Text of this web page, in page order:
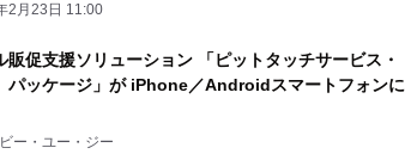
2月23日 11:00
販促支援ソリューション 「ピットタッチサービス・
ッケージ」が iPhone／Androidスマートフォンに
ー・ユー・ジー